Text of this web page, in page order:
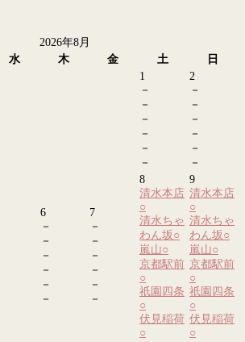
2026年8月
水 木 金 土
日
1
－
－
－
－
－
－
2
－
－
－
－
－
－
6
－
－
－
－
－
－
7
－
－
－
－
－
－
8
清水本店
○
清水ちゃ
わん坂○
嵐山○
京都駅前
○
祇園四条
○
伏見稲荷
○
9
清水本店
○
清水ちゃ
わん坂○
嵐山○
京都駅前
○
祇園四条
○
伏見稲荷
○